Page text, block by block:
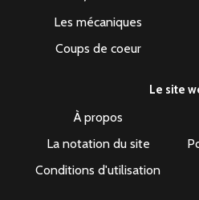
Les mécaniques
Coups de coeur
Le site
À propos
La notation du site
Conditions d'utilisation